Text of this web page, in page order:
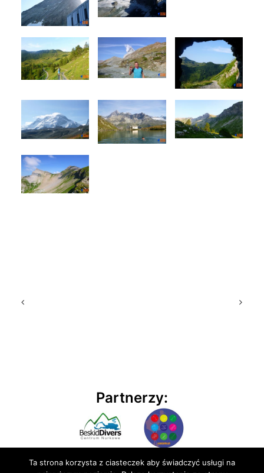
Partnerzy:
Ta strona korzysta z ciasteczek aby świadczyć usługi na